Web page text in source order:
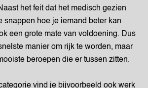
het feit dat het medisch gezien
snappen hoe je iemand beter kan
een grote mate van voldoening. Dus
manier om rijk te worden, maar
beroepen die er tussen zitten.
vind je bijvoorbeeld ook werk